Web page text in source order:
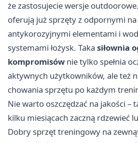
że zastosujecie wersje
oferują już sprzęty z odpornymi
antykorozyjnymi elementami i
systemami łożysk. Taka siłownia
kompromisów nie tylko spełnia
aktywnych użytkowników, ale też
chowania sprzętu po każdym
Nie warto oszczędzać na jakości –
kilku miesiącach zaczną rdzewieć
Dobry sprzęt treningowy na